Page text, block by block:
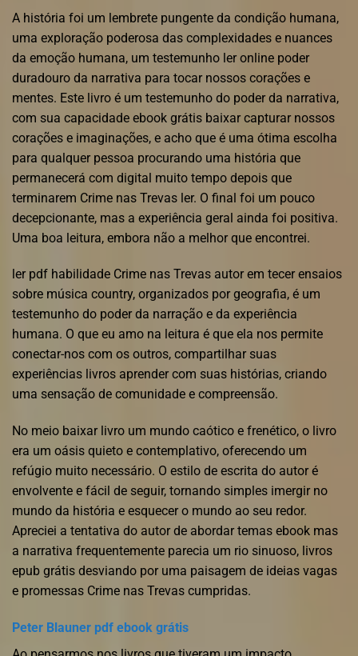
A história foi um lembrete pungente da condição humana,
uma exploração poderosa das complexidades e nuances
da emoção humana, um testemunho ler online poder
duradouro da narrativa para tocar nossos corações e
mentes. Este livro é um testemunho do poder da narrativa,
com sua capacidade ebook grátis baixar capturar nossos
corações e imaginações, e acho que é uma ótima escolha
para qualquer pessoa procurando uma história que
permanecerá com digital muito tempo depois que
terminarem Crime nas Trevas ler. O final foi um pouco
decepcionante, mas a experiência geral ainda foi positiva.
Uma boa leitura, embora não a melhor que encontrei.
ler pdf habilidade Crime nas Trevas autor em tecer ensaios
sobre música country, organizados por geografia, é um
testemunho do poder da narração e da experiência
humana. O que eu amo na leitura é que ela nos permite
conectar-nos com os outros, compartilhar suas
experiências livros aprender com suas histórias, criando
uma sensação de comunidade e compreensão.
No meio baixar livro um mundo caótico e frenético, o livro
era um oásis quieto e contemplativo, oferecendo um
refúgio muito necessário. O estilo de escrita do autor é
envolvente e fácil de seguir, tornando simples imergir no
mundo da história e esquecer o mundo ao seu redor.
Apreciei a tentativa do autor de abordar temas ebook mas
a narrativa frequentemente parecia um rio sinuoso, livros
epub grátis desviando por uma paisagem de ideias vagas
e promessas Crime nas Trevas cumpridas.
Peter Blauner pdf ebook grátis